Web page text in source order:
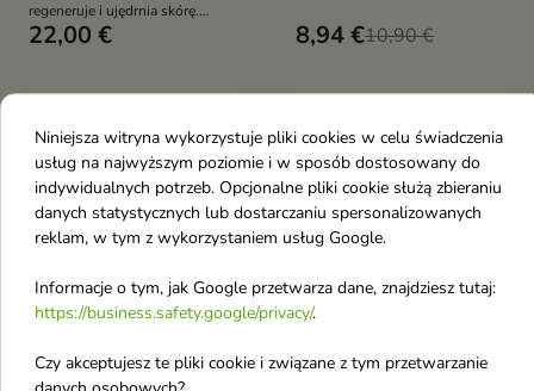
regeneruje i ujędrnia skórę.
Wygładza zmarszczki,
elastyczność oraz promienny
i suchej
22,00 € 8,94 €10,90 €

Pharmaceris A Sensi-

Baśka ujędrniający
Niniejsza witryna wykorzystuje pliki cookies w celu świadczenia
usług na najwyższym poziomie i w sposób dostosowany do
indywidualnych potrzeb. Opcjonalne pliki cookie służą zbieraniu
danych statystycznych lub dostarczaniu spersonalizowanych
reklam, w tym z wykorzystaniem usług Google.
Informacje o tym, jak Google przetwarza dane, znajdziesz tutaj:
https://business.safety.google/privacy/.
Czy akceptujesz te pliki cookie i związane z tym przetwarzanie